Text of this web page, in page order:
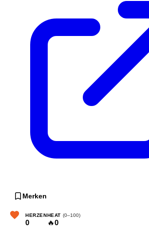
Merken
HERZEN
0
HEAT (0–100)
🔥0